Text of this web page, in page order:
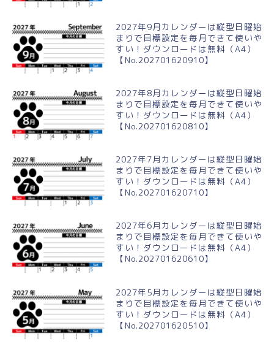
2027年9月カレンダーは縦型日曜始
まりで目標設定を毎月できて使いや
すい！ダウンロードは無料（A4）
【No.202701620910】
2027年8月カレンダーは縦型日曜始
まりで目標設定を毎月できて使いや
すい！ダウンロードは無料（A4）
【No.202701620810】
2027年7月カレンダーは縦型日曜始
まりで目標設定を毎月できて使いや
すい！ダウンロードは無料（A4）
【No.202701620710】
2027年6月カレンダーは縦型日曜始
まりで目標設定を毎月できて使いや
すい！ダウンロードは無料（A4）
【No.202701620610】
2027年5月カレンダーは縦型日曜始
まりで目標設定を毎月できて使いや
すい！ダウンロードは無料（A4）
【No.202701620510】